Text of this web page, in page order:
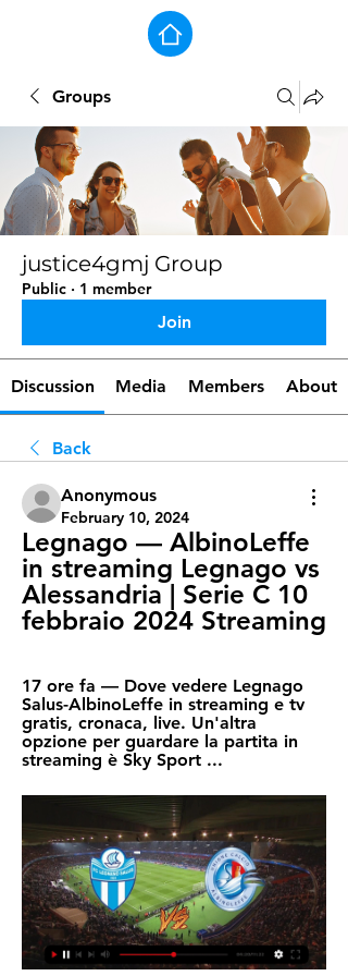
Groups
justice4gmj Group
Public · 1 member
Join
Discussion Media Members About
Back
Anonymous
February 10, 2024
Legnago — AlbinoLeffe
in streaming Legnago vs
Alessandria | Serie C 10
febbraio 2024 Streaming
17 ore fa — Dove vedere Legnago
Salus-AlbinoLeffe in streaming e tv
gratis, cronaca, live. Un'altra
opzione per guardare la partita in
streaming è Sky Sport ...